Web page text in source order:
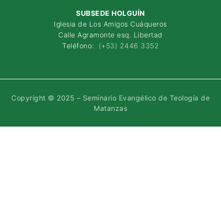
SUBSEDE HOLGUÍN
Iglesia de Los Amigos Cuáqueros
Calle Agramonte esq. Libertad
Teléfono: (+53) 2446 3352
Copyright © 2025 – Seminario Evangélico de Teología de
Matanzas